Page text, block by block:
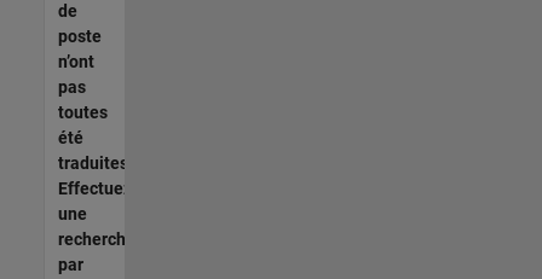
de
poste
n’ont
pas
toutes
été
traduites.
Effectuez
une
recherche
par